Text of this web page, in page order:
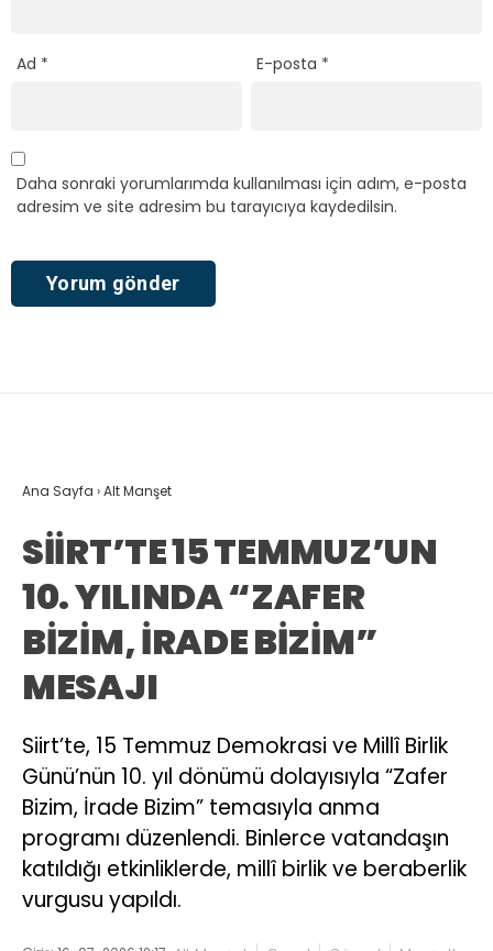
Ad * E-posta *
Daha sonraki yorumlarımda kullanılması için adım, e-posta
adresim ve site adresim bu tarayıcıya kaydedilsin.
Ana Sayfa ›Alt Manşet
SİİRT’TE 15 TEMMUZ’UN
10. YILINDA “ZAFER
BİZİM, İRADE BİZİM”
MESAJI
Siirt’te, 15 Temmuz Demokrasi ve Millî Birlik
Günü’nün 10. yıl dönümü dolayısıyla “Zafer
Bizim, İrade Bizim” temasıyla anma
programı düzenlendi. Binlerce vatandaşın
katıldığı etkinliklerde, millî birlik ve beraberlik
vurgusu yapıldı.